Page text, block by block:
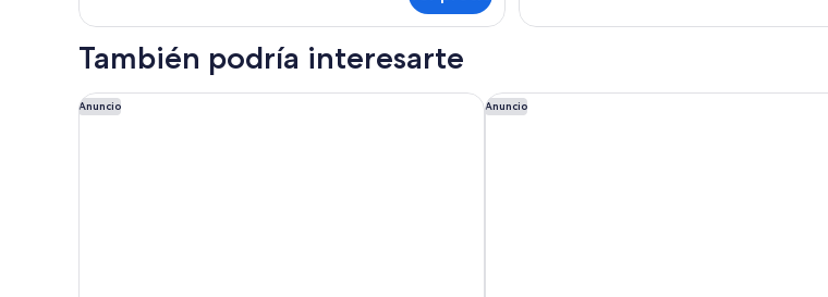
Quadruple
También podría interesarte
Anuncio
Plaza Inn Braunschweig City Nord Anuncio
Fruehlings Hotel